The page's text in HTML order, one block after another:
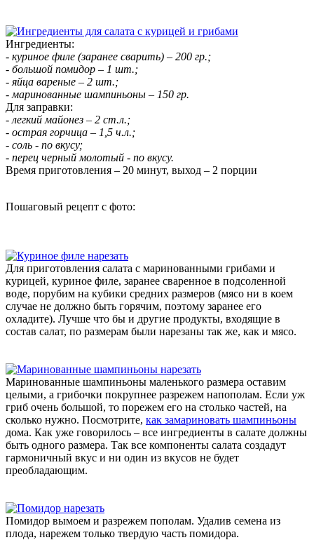
Ингредиенты:
- куриное филе (заранее сварить) – 200 гр.;
- большой помидор – 1 шт.;
- яйца вареные – 2 шт.;
- маринованные шампиньоны – 150 гр.
Для заправки:
- легкий майонез – 2 ст.л.;
- острая горчица – 1,5 ч.л.;
- соль - по вкусу;
- перец черный молотый - по вкусу.
Время приготовления – 20 минут, выход – 2 порции
Пошаговый рецепт с фото:
Для приготовления салата с маринованными грибами и
курицей, куриное филе, заранее сваренное в подсоленной
воде, порубим на кубики средних размеров (мясо ни в коем
случае не должно быть горячим, поэтому заранее его
охладите). Лучше что бы и другие продукты, входящие в
состав салат, по размерам были нарезаны так же, как и мясо.
Маринованные шампиньоны маленького размера оставим
целыми, а грибочки покрупнее разрежем напополам. Если уж
гриб очень большой, то порежем его на столько частей, на
сколько нужно. Посмотрите, как замариновать шампиньоны
дома. Как уже говорилось – все ингредиенты в салате должны
быть одного размера. Так все компоненты салата создадут
гармоничный вкус и ни один из вкусов не будет
преобладающим.
Помидор вымоем и разрежем пополам. Удалив семена из
плода, нарежем только твердую часть помидора.